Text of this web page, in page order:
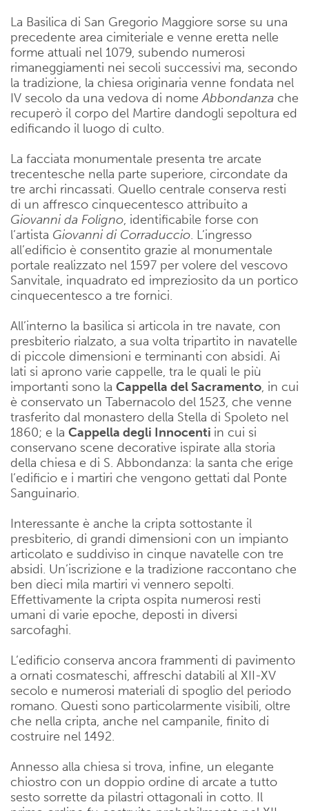
La Basilica di San Gregorio Maggiore sorse su una
precedente area cimiteriale e venne eretta nelle
forme attuali nel 1079, subendo numerosi
rimaneggiamenti nei secoli successivi ma, secondo
la tradizione, la chiesa originaria venne fondata nel
IV secolo da una vedova di nomeAbbondanza che
recuperò il corpo del Martire dandogli sepoltura ed
edificando il luogo di culto.
La facciata monumentale presenta tre arcate
trecentesche nella parte superiore, circondate da
tre archi rincassati. Quello centrale conserva resti
di un affresco cinquecentesco attribuito a
Giovanni da Foligno, identificabile forse con
l’artista Giovanni di Corraduccio. L’ingresso
all’edificio è consentito grazie al monumentale
portale realizzato nel 1597 per volere del vescovo
Sanvitale, inquadrato ed impreziosito da un portico
cinquecentesco a tre fornici.
All’interno la basilica si articola in tre navate, con
presbiterio rialzato, a sua volta tripartito in navatelle
di piccole dimensioni e terminanti con absidi. Ai
lati si aprono varie cappelle, tra le quali le più
importanti sono la Cappella del Sacramento, in cui
è conservato un Tabernacolo del 1523, che venne
trasferito dal monastero della Stella di Spoleto nel
1860; e la Cappella degli Innocenti in cui si
conservano scene decorative ispirate alla storia
della chiesa e di S. Abbondanza: la santa che erige
l’edificio e i martiri che vengono gettati dal Ponte
Sanguinario.
Interessante è anche la cripta sottostante il
presbiterio, di grandi dimensioni con un impianto
articolato e suddiviso in cinque navatelle con tre
absidi. Un’iscrizione e la tradizione raccontano che
ben dieci mila martiri vi vennero sepolti.
Effettivamente la cripta ospita numerosi resti
umani di varie epoche, deposti in diversi
sarcofaghi.
L’edificio conserva ancora frammenti di pavimento
a ornati cosmateschi, affreschi databili al XII-XV
secolo e numerosi materiali di spoglio del periodo
romano. Questi sono particolarmente visibili, oltre
che nella cripta, anche nel campanile, finito di
costruire nel 1492.
Annesso alla chiesa si trova, infine, un elegante
chiostro con un doppio ordine di arcate a tutto
sesto sorrette da pilastri ottagonali in cotto. Il